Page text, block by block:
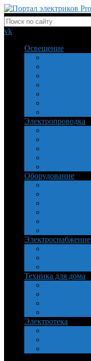
vk
Освещение
Электропроводка
Оборудование
Электроснабжение
Техника для дома
Электротека